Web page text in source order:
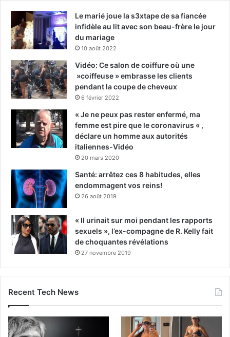
Le marié joue la s3xtape de sa fiancée
infidèle au lit avec son beau-frère le jour
du mariage
10 août 2022
Vidéo: Ce salon de coiffure où une
»coiffeuse » embrasse les clients
pendant la coupe de cheveux
6 février 2022
« Je ne peux pas rester enfermé, ma
femme est pire que le coronavirus « ,
déclare un homme aux autorités
italiennes-Vidéo
20 mars 2020
Santé: arrêtez ces 8 habitudes, elles
endommagent vos reins!
26 août 2019
« Il urinait sur moi pendant les rapports
sexuels », l’ex-compagne de R. Kelly fait
de choquantes révélations
27 novembre 2019
Recent Tech News